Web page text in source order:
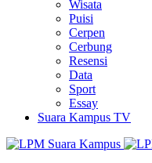
Wisata
Puisi
Cerpen
Cerbung
Resensi
Data
Sport
Essay
Suara Kampus TV